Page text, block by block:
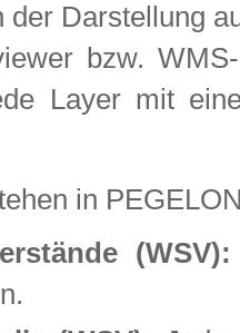
der Darstellung
bzw.
Layer mit
in
(WSV):